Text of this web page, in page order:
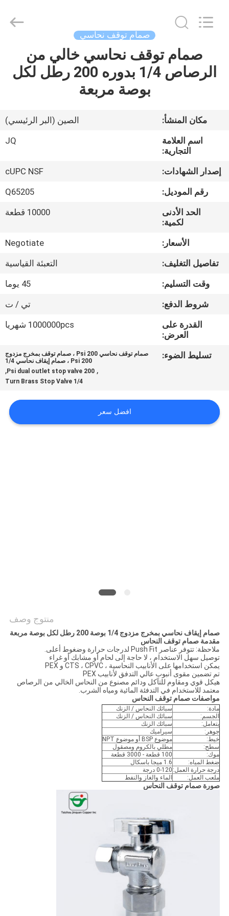
مسكن
معلومات
جولة
المعمل
مراقبة
الجودة
اتصل
خريطة
صمام توقف نحاسي
صمام توقف نحاسي خالي من
الرصاص 1/4 بدوره 200 رطل لكل
بوصة مربعة
مكان المنشأ:
الصين (البر الرئيسي)
اسم العلامة
التجارية:
JQ
إصدار الشهادات:
cUPC NSF
رقم الموديل:
Q65205
الحد الأدنى
لكمية:
10000 قطعة
الأسعار:
Negotiate
تفاصيل التغليف:
التعبئة القياسية
وقت التسليم:
45 يوما
شروط الدفع:
تي / ت
القدرة على
العرض:
1000000pcs شهريا
تسليط الضوء:
صمام توقف نحاسي 200 Psi ، صمام توقف بمخرج مزدوج
200 Psi ، صمام إيقاف نحاسي 1/4
,
200 Psi dual outlet stop valve
,
1/4 Turn Brass Stop Valve
افضل سعر
منتوج وصف
صمام إيقاف نحاسي بمخرج مزدوج 1/4 بوصة 200 رطل لكل بوصة مربعة
مقدمة صمام توقف النحاس
ملاحظة: تتوفر عناصر Push Fit لدرجات حرارة وضغوط أعلى.
توصيل سهل الاستخدام ، لا حاجة إلى لحام أو مشابك أو غراء
يمكن استخدامها على الأنابيب النحاسية ، CTS ، CPVC و PEX
تم تضمين مقوى أنبوب عالي التدفق لأنابيب PEX
هيكل قوي ومقاوم للتآكل ودائم مصنوع من النحاس الخالي من الرصاص
معتمد للاستخدام في التدفئة المائية ومياه الشرب.
مواصفات صمام توقف النحاس
مادة:
سبائك النحاس / الزنك
الجسم:
سبائك النحاس / الزنك
يتعامل:
سبائك الزنك
جوهر:
سيراميك
خيط:
موضوع BSP أو موضوع NPT
سطح:
مطلي بالكروم ومصقول
موك:
100 قطعة - 3000 قطعة
ضغط المياه:
1.6 ميجا باسكال
درجة حرارة العمل: 0-120 درجة
ملعب العمل:
الماء والغاز والنفط
صورة صمام توقف النحاس